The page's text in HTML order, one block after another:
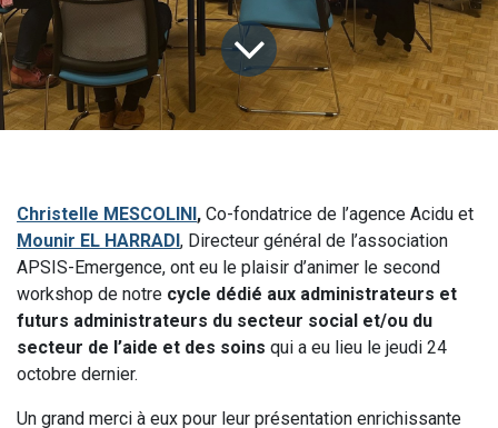
Christelle MESCOLINI, Co-fondatrice de l’agence Acidu et
Mounir EL HARRADI, Directeur général de l’association
APSIS-Emergence, ont eu le plaisir d’animer le second
workshop de notre cycle dédié aux administrateurs et
futurs administrateurs du secteur social et/ou du
secteur de l’aide et des soins qui a eu lieu le jeudi 24
octobre dernier.
Un grand merci à eux pour leur présentation enrichissante